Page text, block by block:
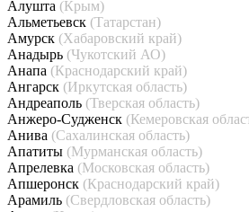
Алушта (Крым)
Альметьевск (Татарстан)
Амурск (Хабаровский край)
Анадырь (Чукотский АО)
Анапа (Краснодарский край)
Ангарск (Иркутская область)
Андреаполь (Тверская область)
Анжеро-Судженск (Кемеровская
Анива (Сахалинская область)
Апатиты (Мурманская область)
Апрелевка (Московская область)
Апшеронск (Краснодарский край)
Арамиль (Свердловская область)